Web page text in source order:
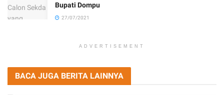
Bupati Dompu
27/07/2021
ADVERTISEMENT
BACA JUGA BERITA LAINNYA